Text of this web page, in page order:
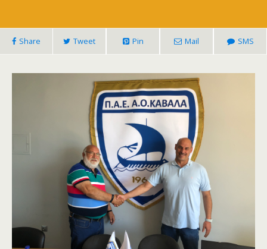
Share Tweet Pin Mail SMS